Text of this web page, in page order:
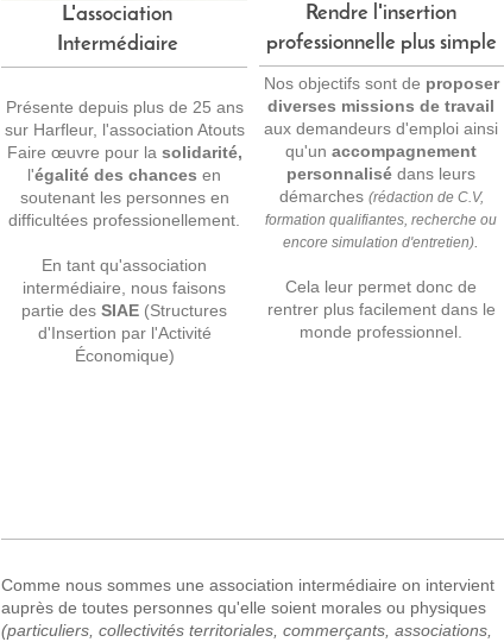
L'association
Intermédiaire
Présente depuis plus de 25 ans
sur Harfleur, l'association Atouts
Faire œuvre pour la solidarité,
l'égalité des chances en
soutenant les personnes en
difficultées professionellement.
En tant qu'association
intermédiaire, nous faisons
partie des SIAE (Structures
d'Insertion par l'Activité
Économique)
Rendre l'insertion
professionnelle plus simple
Nos objectifs sont de proposer
diverses missions de travail
aux demandeurs d'emploi ainsi
qu'unaccompagnement
personnalisé dans leurs
démarches (rédaction de C.V,
formation qualifiantes, recherche ou
encore simulation d'entretien)
Cela leur permet donc de
rentrer plus facilement dans le
monde professionnel.
Comme nous sommes une association intermédiaire on intervient
auprès de toutes personnes qu'elle soient morales ou physiques
(particuliers, collectivités territoriales, commerçants, associations,